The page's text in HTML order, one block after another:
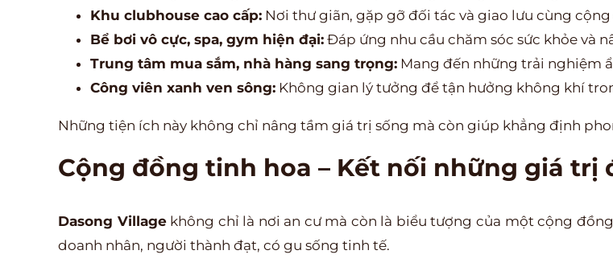
Khu clubhouse cao cấp: Nơi thư giãn, gặp gỡ đối tác và giao lưu cùng
Bể bơi vô cực, spa, gym hiện đại: Đáp ứng nhu cầu chăm sóc sức khỏe và
Trung tâm mua sắm, nhà hàng sang trọng: Mang đến những trải nghiệm
Công viên xanh ven sông: Không gian lý tưởng để tận hưởng không khí
Những tiện ích này không chỉ nâng tầm giá trị sống mà còn giúp khẳng định
Cộng đồng tinh hoa – Kết nối những giá trị
Dasong Villagekhông chỉ là nơi an cư mà còn là biểu tượng của một cộng
doanh nhân, người thành đạt, có gu sống tinh tế.